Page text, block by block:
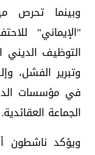
وبينما تحرص
"الإيماني"
التوظيف
وتبرير الفشل،
في مؤسسات
الجماعة العقائدية.
ويؤكد ناشطون